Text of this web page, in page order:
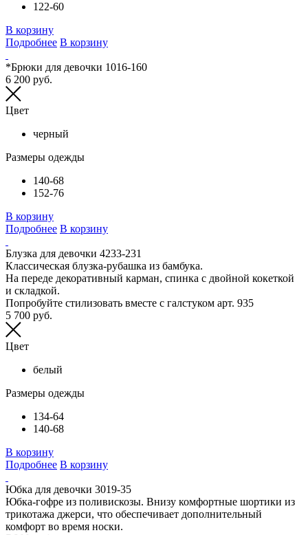
122-60
В корзину
Подробнее В корзину
*Брюки для девочки 1016-160
6 200 руб.
Цвет
черный
Размеры одежды
140-68
152-76
В корзину
Подробнее В корзину
Блузка для девочки 4233-231
Классическая блузка-рубашка из бамбука.
На переде декоративный карман, спинка с двойной кокеткой
и складкой.
Попробуйте стилизовать вместе с галстуком арт. 935
5 700 руб.
Цвет
белый
Размеры одежды
134-64
140-68
В корзину
Подробнее В корзину
Юбка для девочки 3019-35
Юбка-гофре из поливискозы. Внизу комфортные шортики из
трикотажа джерси, что обеспечивает дополнительный
комфорт во время носки.